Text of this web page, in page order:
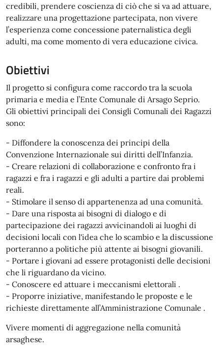
credibili, prendere coscienza di ciò che si va ad attuare,
realizzare una progettazione partecipata, non vivere
l’esperienza come concessione paternalistica degli
adulti, ma come momento di vera educazione civica.
Obiettivi
Il progetto si configura come raccordo tra la scuola
primaria e media e l’Ente Comunale di Arsago Seprio.
Gli obiettivi principali dei Consigli Comunali dei Ragazzi
sono:
- Diffondere la conoscenza dei principi della
Convenzione Internazionale sui diritti dell’Infanzia.
- Creare relazioni di collaborazione e confronto fra i
ragazzi e fra i ragazzi e gli adulti a partire dai problemi
reali.
- Stimolare il senso di appartenenza ad una comunità.
- Dare una risposta ai bisogni di dialogo e di
partecipazione dei ragazzi avvicinandoli ai luoghi di
decisioni locali con l'idea che lo scambio e la discussione
porteranno a politiche più attente ai bisogni giovanili.
- Portare i giovani ad essere protagonisti delle decisioni
che li riguardano da vicino.
- Conoscere ed attuare i meccanismi elettorali .
- Proporre iniziative, manifestando le proposte e le
richieste direttamente all’Amministrazione Comunale .
Vivere momenti di aggregazione nella comunità
arsaghese.